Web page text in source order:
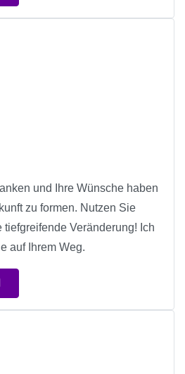
und Ihre Wünsche haben
zu formen. Nutzen Sie
Veränderung! Ich
auf Ihrem Weg.